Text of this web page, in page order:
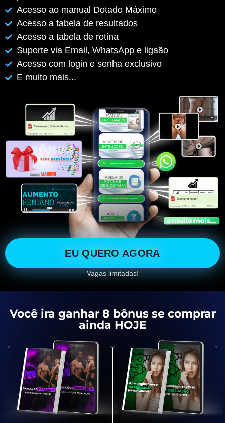
Acesso ao manual Dotado Máximo
Acesso a tabela de resultados
Acesso a tabela de rotina
Suporte via Email, WhatsApp e ligaão
Acesso com login e senha exclusivo
E muito mais...
EU QUERO AGORA
Vagas limitadas!
Você ira ganhar 8 bônus se comprar
ainda HOJE